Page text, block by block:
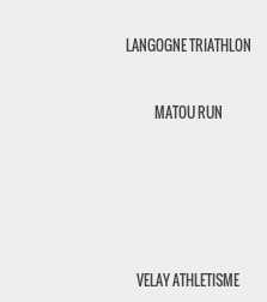
LANGOGNE TRIATHLON
MATOU RUN
VELAY ATHLETISME